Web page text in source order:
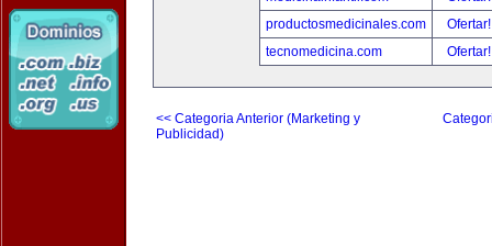
productosmedicinales.com
tecnomedicina.com
<< Categoria Anterior (Marketing y
Publicidad)